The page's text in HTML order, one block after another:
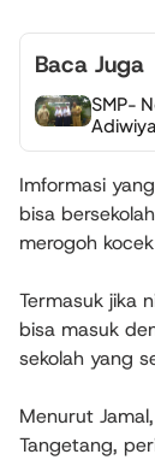
Baca Juga
SMP-
Imformasi
bisa
merogoh
Termasuk jika
bisa masuk
sekolah yang
Menurut
Tangetang,